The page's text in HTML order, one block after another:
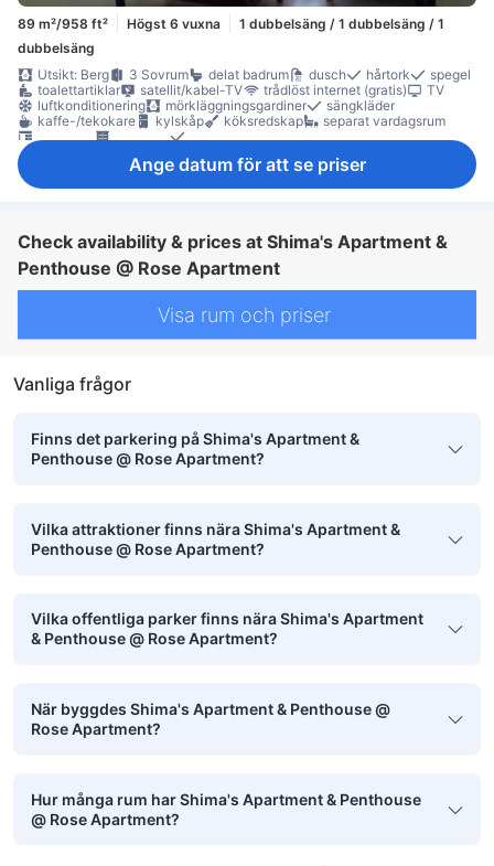
89 m²/958 ft² Högst 6 vuxna
1 dubbelsäng / 1 dubbelsäng / 1
dubbelsäng
Utsikt: Berg
3 Sovrum delat badrum dusch hårtork
spegel
toalettartiklar
satellit/kabel-TV trådlöst internet (gratis)
TV
luftkonditionering
mörkläggningsgardiner
sängkläder
kaffe-/tekokare
kylskåp köksredskap
separat vardagsrum
skrivbord
garderob
klädhängare
Ange datum för att se priser
Check availability & prices at Shima's Apartment &
Penthouse @ Rose Apartment
Visa rum och priser
Vanliga frågor
Finns det parkering på Shima's Apartment &
Penthouse @ Rose Apartment?
Vilka attraktioner finns nära Shima's Apartment &
Penthouse @ Rose Apartment?
Vilka offentliga parker finns nära Shima's Apartment
& Penthouse @ Rose Apartment?
När byggdes Shima's Apartment & Penthouse @
Rose Apartment?
Hur många rum har Shima's Apartment & Penthouse
@ Rose Apartment?